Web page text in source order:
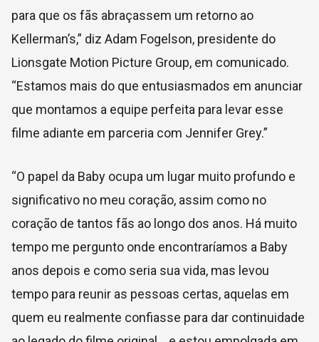
para que os fãs abraçassem um retorno ao
Kellerman’s,” diz Adam Fogelson, presidente do
Lionsgate Motion Picture Group, em comunicado.
“Estamos mais do que entusiasmados em anunciar
que montamos a equipe perfeita para levar esse
filme adiante em parceria com Jennifer Grey.”
“O papel da Baby ocupa um lugar muito profundo e
significativo no meu coração, assim como no
coração de tantos fãs ao longo dos anos. Há muito
tempo me pergunto onde encontraríamos a Baby
anos depois e como seria sua vida, mas levou
tempo para reunir as pessoas certas, aquelas em
quem eu realmente confiasse para dar continuidade